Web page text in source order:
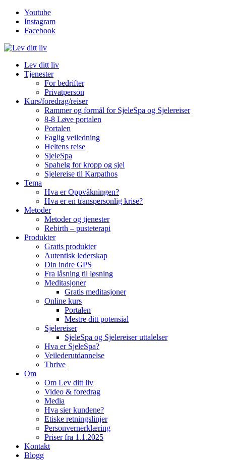
Youtube
Instagram
Facebook
Lev ditt liv
Tjenester
For bedrifter
Privatperson
Kurs/foredrag/reiser
Rammer og formål for SjeleSpa og Sjelereiser
8-8 Løve portalen
Portalen
Faglig veiledning
Heltens reise
SjeleSpa
Spahelg for kropp og sjel
Sjelereise til Karpathos
Tema
Hva er Oppvåkningen?
Hva er en transpersonlig krise?
Metoder
Metoder og tjenester
Rebirth – pusteterapi
Produkter
Gratis produkter
Autentisk lederskap
Din indre GPS
Fra låsning til løsning
Meditasjoner
Gratis meditasjoner
Online kurs
Portalen
Mestre ditt potensial
Sjelereiser
SjeleSpa og Sjelereiser uttalelser
Hva er SjeleSpa?
Veilederutdannelse
Thrive
Om
Om Lev ditt liv
Video & foredrag
Media
Hva sier kundene?
Etiske retningslinjer
Personvernerklæring
Priser fra 1.1.2025
Kontakt
Blogg